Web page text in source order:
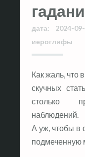
дата: 2024-
иероглифы
Как жаль, что в словарях так больше не пишут и в
скучных
столько
наблюдений.
А уж, чтобы в
подмеченную